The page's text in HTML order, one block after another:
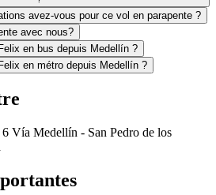
avez-vous pour ce vol en parapente ?
avec nous?
en bus depuis Medellín ?
en métro depuis Medellín ?
Vía Medellín - San Pedro de los